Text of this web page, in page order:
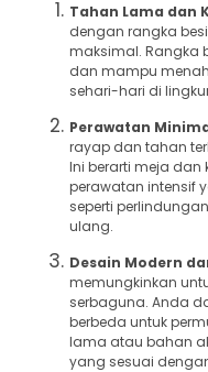
Tahan Lama dan
dengan rangka
maksimal. Rangka
dan mampu
sehari-hari di
Perawatan
rayap dan tahan
Ini berarti meja dan
perawatan intensif
seperti
ulang.
Desain Modern
memungkinkan
serbaguna. Anda
berbeda untuk
lama atau bahan
yang sesuai